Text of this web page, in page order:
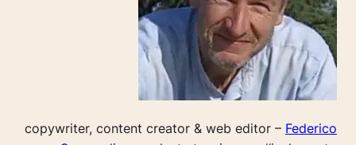
copywriter, content creator & web editor – Federico